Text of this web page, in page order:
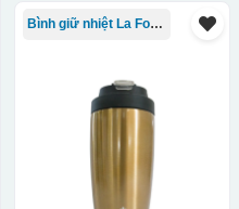
Bình giữ nhiệt La Fonte